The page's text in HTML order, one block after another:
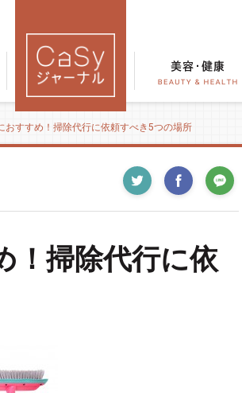
おすすめ！掃除代行に依頼すべき5つの場所
！掃除代行に依